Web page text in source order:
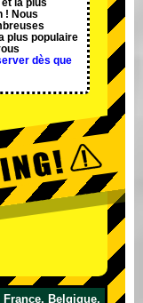
et la plus
! Nous
plus populaire
dès que
Belgique,